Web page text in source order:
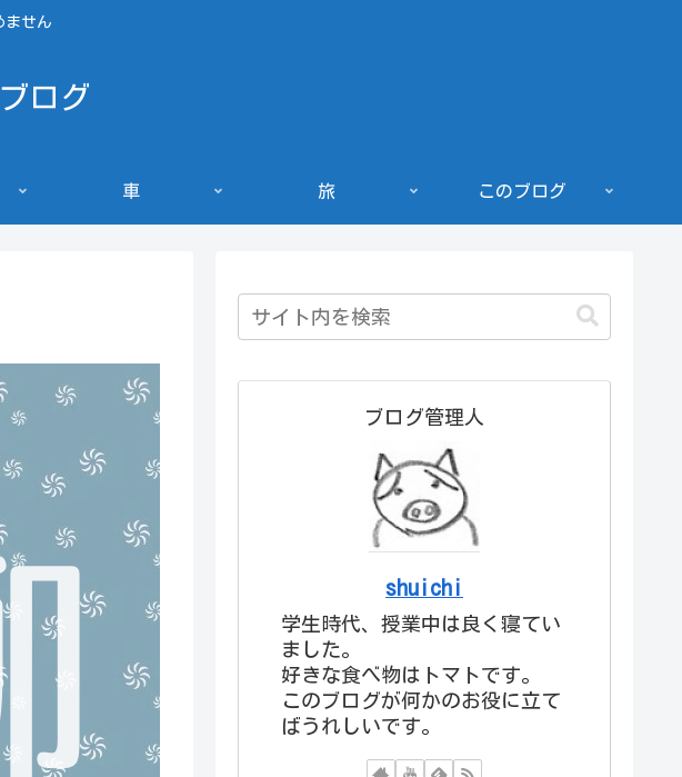
ません
ログ
車 旅 このブログ
ブログ管理人
shuichi
学生時代、授業中は良く寝てい
ました。
好きな食べ物はトマトです。
このブログが何かのお役に立て
ばうれしいです。